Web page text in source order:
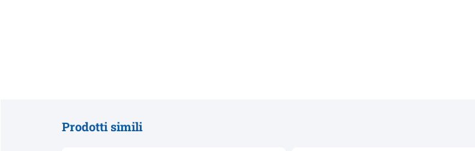
Prodotti simili